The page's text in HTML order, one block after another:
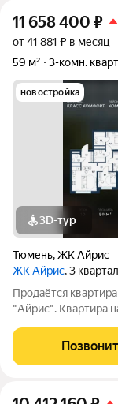
11 658 400 ₽
от 41 881 ₽ в месяц
59 м²
3-комн.
новостройка
3D-тур
Тюмень,ЖК Айрис
ЖК Айрис, 3
Продаётся
"Айрис". Квартира
особенностей планировки изолированные
на одну сторону, 1